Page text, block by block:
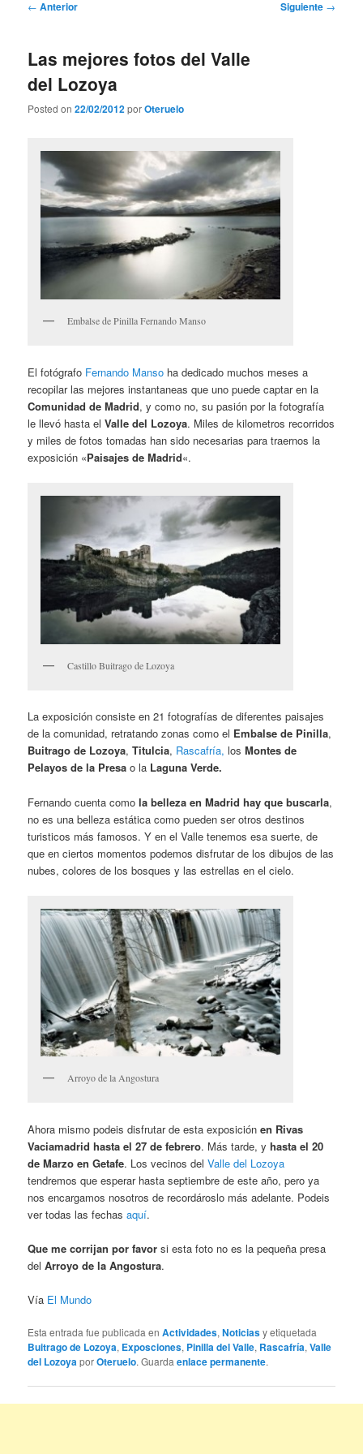
Navegación
← Anterior Siguiente →
Las mejores fotos del Valle
del Lozoya
Posted on22/02/2012porOteruelo
Embalse de Pinilla Fernando Manso
El fotógrafo Fernando Manso ha dedicado muchos meses a
recopilar las mejores instantaneas que uno puede captar en la
Comunidad de Madrid, y como no, su pasión por la fotografía
le llevó hasta elValle del Lozoya. Miles de kilometros recorridos
y miles de fotos tomadas han sido necesarias para traernos la
exposición «Paisajes de Madrid«.
Castillo Buitrago de Lozoya
La exposición consiste en 21 fotografías de diferentes paisajes
de la comunidad, retratando zonas como el Embalse de Pinilla,
Buitrago de Lozoya,Titulcia, Rascafría, losMontes de
Pelayos de la Presa o la Laguna Verde.
Fernando cuenta comola belleza en Madrid hay que buscarla,
no es una belleza estática como pueden ser otros destinos
turisticos más famosos. Y en el Valle tenemos esa suerte, de
que en ciertos momentos podemos disfrutar de los dibujos de las
nubes, colores de los bosques y las estrellas en el cielo.
Arroyo de la Angostura
Ahora mismo podeis disfrutar de esta exposiciónen Rivas
Vaciamadrid hasta el 27 de febrero. Más tarde, yhasta el 20
de Marzo en Getafe. Los vecinos delValle del Lozoya
tendremos que esperar hasta septiembre de este año, pero ya
nos encargamos nosotros de recordároslo más adelante. Podeis
ver todas las fechasaquí.
Que me corrijan por favor si esta foto no es la pequeña presa
delArroyo de la Angostura.
Vía El Mundo
Esta entrada fue publicada enActividades,Noticiasy etiquetada
Buitrago de Lozoya, Exposciones, Pinilla del Valle, Rascafría,Valle
del LozoyaporOteruelo. Guardaenlace permanente.